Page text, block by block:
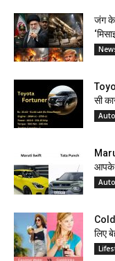
जंग के
सी
लिए